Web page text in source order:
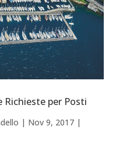
per Posti
| Nov 9, 2017|